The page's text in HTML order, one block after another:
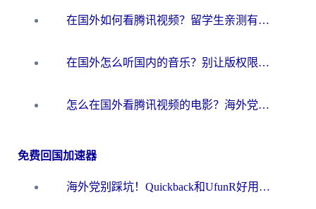
在国外如何看腾讯视频？留学生亲测有效的回国加速方案
在国外怎么听国内的音乐？别让版权限制断了你的华语歌单
怎么在国外看腾讯视频的电影？海外党亲测有效的回国加速指南
免费回国加速器
海外党别踩坑！Quickback和UfunR好用吗？选对回国加速器才能无缝刷国内资源